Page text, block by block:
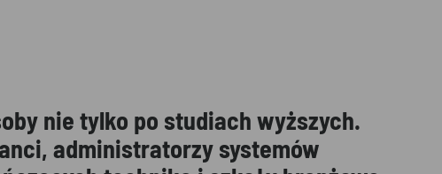
nie tylko po studiach wyższych.
administratorzy systemów